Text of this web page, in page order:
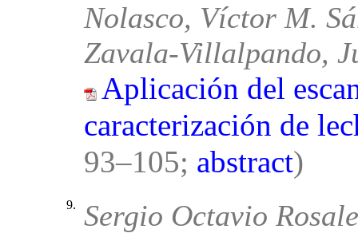
Nolasco, Víctor M.
Zavala-Villalpando,
Aplicación del
caracterización de
93–105; abstract)
9.
Sergio Octavio